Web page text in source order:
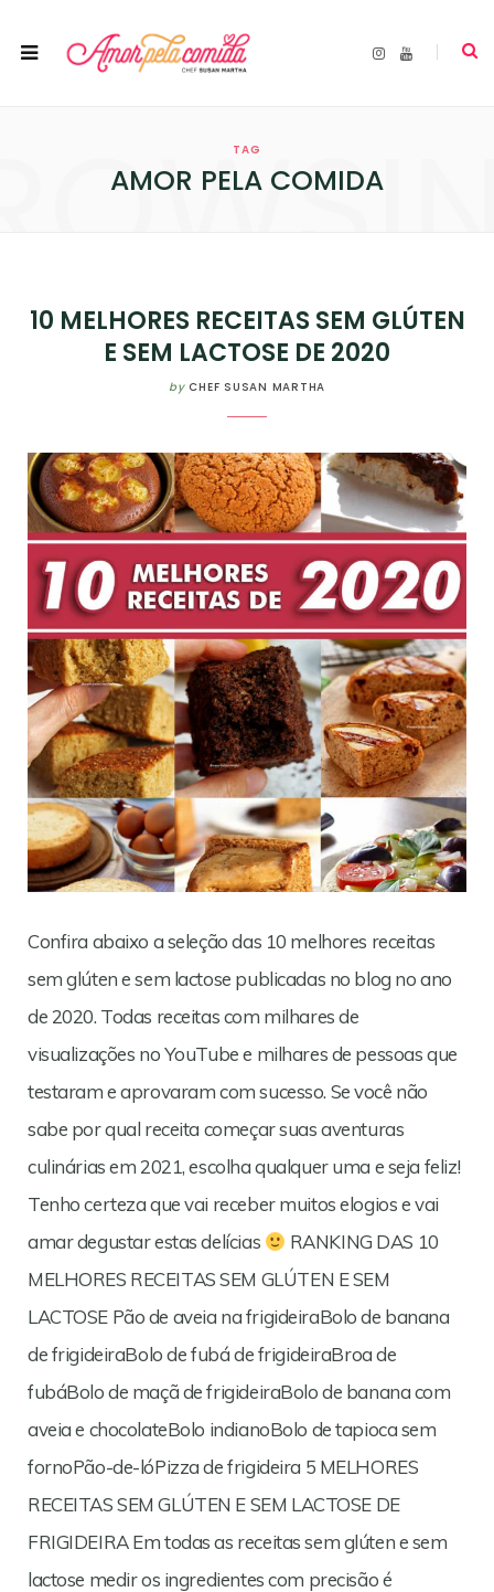
I
Y
TAG
AMOR PELA COMIDA
10 MELHORES RECEITAS SEM GLÚTEN
E SEM LACTOSE DE 2020
by CHEF SUSAN MARTHA
Confira abaixo a seleção das 10 melhores receitas
sem glúten e sem lactose publicadas no blog no ano
de 2020. Todas receitas com milhares de
visualizações no YouTube e milhares de pessoas que
testaram e aprovaram com sucesso. Se você não
sabe por qual receita começar suas aventuras
culinárias em 2021, escolha qualquer uma e seja feliz!
Tenho certeza que vai receber muitos elogios e vai
amar degustar estas delícias
RANKING DAS 10
MELHORES RECEITAS SEM GLÚTEN E SEM
LACTOSE Pão de aveia na frigideiraBolo de banana
de frigideiraBolo de fubá de frigideiraBroa de
fubáBolo de maçã de frigideiraBolo de banana com
aveia e chocolateBolo indianoBolo de tapioca sem
fornoPão-de-lóPizza de frigideira 5 MELHORES
RECEITAS SEM GLÚTEN E SEM LACTOSE DE
FRIGIDEIRA Em todas as receitas sem glúten e sem
lactose medir os ingredientes com precisão é